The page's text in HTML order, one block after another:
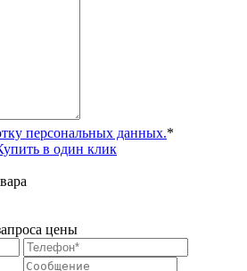
персональных данных.*
в один клик
цены